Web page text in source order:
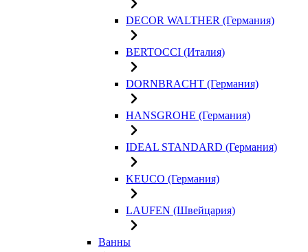
DECOR WALTHER (Германия)
BERTOCCI (Италия)
DORNBRACHT (Германия)
HANSGROHE (Германия)
IDEAL STANDARD (Германия)
KEUCO (Германия)
LAUFEN (Швейцария)
Ванны